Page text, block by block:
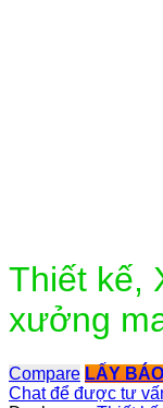
Thiết kế,
xưởng
Compare LẤY
Chat để được tư